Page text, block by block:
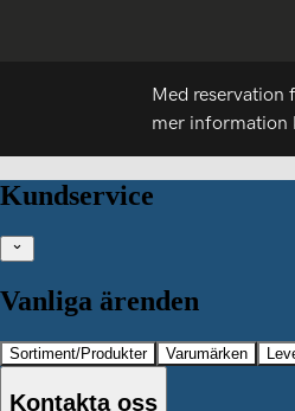
Med reservation
mer information